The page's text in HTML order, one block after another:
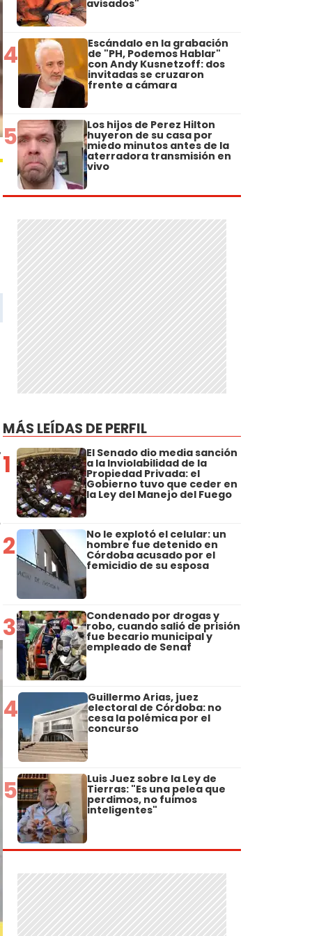
avisados"
4 Escándalo en la grabación
de "PH, Podemos Hablar"
con Andy Kusnetzoff: dos
invitadas se cruzaron
frente a cámara
5 Los hijos de Perez Hilton
huyeron de su casa por
miedo minutos antes de la
aterradora transmisión en
vivo
MÁS LEÍDAS DE PERFIL
1 El Senado dio media sanción
a la Inviolabilidad de la
Propiedad Privada: el
Gobierno tuvo que ceder en
la Ley del Manejo del Fuego
2 No le explotó el celular: un
hombre fue detenido en
Córdoba acusado por el
femicidio de su esposa
3 Condenado por drogas y
robo, cuando salió de prisión
fue becario municipal y
empleado de Senaf
4 Guillermo Arias, juez
electoral de Córdoba: no
cesa la polémica por el
concurso
5 Luis Juez sobre la Ley de
Tierras: "Es una pelea que
perdimos, no fuimos
inteligentes"